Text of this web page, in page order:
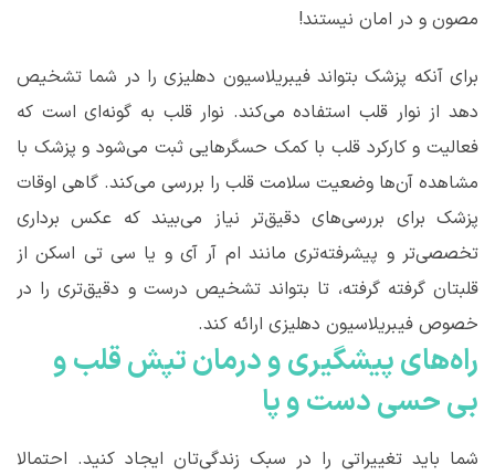
مصون و در امان نیستند!
برای آنکه پزشک بتواند فیبریلاسیون دهلیزی را در شما تشخیص
دهد از نوار قلب استفاده می‌کند. نوار قلب به گونه‌ای است که
فعالیت و کارکرد قلب با کمک حسگرهایی ثبت می‌شود و پزشک با
مشاهده آن‌ها وضعیت سلامت قلب را بررسی می‌کند. گاهی اوقات
پزشک برای بررسی‌های دقیق‌تر نیاز می‌بیند که عکس برداری
تخصصی‌تر و پیشرفته‌تری مانند ‌ام آر آی و یا سی تی اسکن از
قلبتان گرفته گرفته، تا بتواند تشخیص درست و دقیق‌تری را در
خصوص فیبریلاسیون دهلیزی ارائه کند.
راه‌های پیشگیری و درمان تپش قلب و
بی حسی دست‌ و پا
شما باید تغییراتی را در سبک زندگی‌تان ایجاد کنید. احتمالا